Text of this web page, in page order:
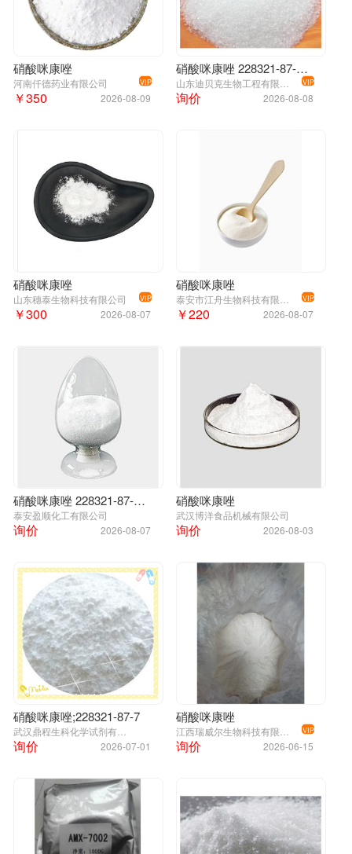
硝酸咪康唑
河南仟德药业有限公司 VIP
2026-08-09
￥350
硝酸咪康唑 228321-87-7 99%
VIP
2026-08-08
询价
硝酸咪康唑
山东穗泰生物科技有限公司 VIP
2026-08-07
￥300
硝酸咪康唑
VIP
2026-08-07
￥220
硝酸咪康唑 228321-87-7 纯度 99%
泰安盈顺化工有限公司
2026-08-07
询价
硝酸咪康唑
武汉博洋食品机械有限公司
2026-08-03
询价
硝酸咪康唑;228321-87-7
2026-07-01
询价
硝酸咪康唑
VIP
2026-06-15
询价